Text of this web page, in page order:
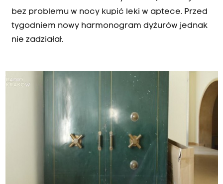
bez problemu w nocy kupić leki w aptece. Przed
tygodniem nowy harmonogram dyżurów jednak
nie zadziałał.